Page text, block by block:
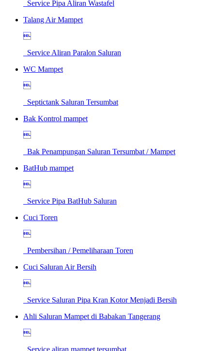
Service Pipa Aliran Wastafel
Talang Air Mampet

Service Aliran Paralon Saluran
WC Mampet

Septictank Saluran Tersumbat
Bak Kontrol mampet

Bak Penampungan Saluran Tersumbat / Mampet
BatHub mampet

Service Pipa BatHub Saluran
Cuci Toren

Pembersihan / Pemeliharaan Toren
Cuci Saluran Air Bersih

Service Saluran Pipa Kran Kotor Menjadi Bersih
Ahli Saluran Mampet di Babakan Tangerang

Service aliran mampet tersumbat